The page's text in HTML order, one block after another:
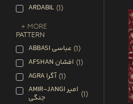
ARDABIL (1)
+ More
PATTERN
ABBASI عباسی (1)
AFSHAN افشان (1)
AGRA آگرا (1)
AMIR-JANGI امیر
جنگی (1)